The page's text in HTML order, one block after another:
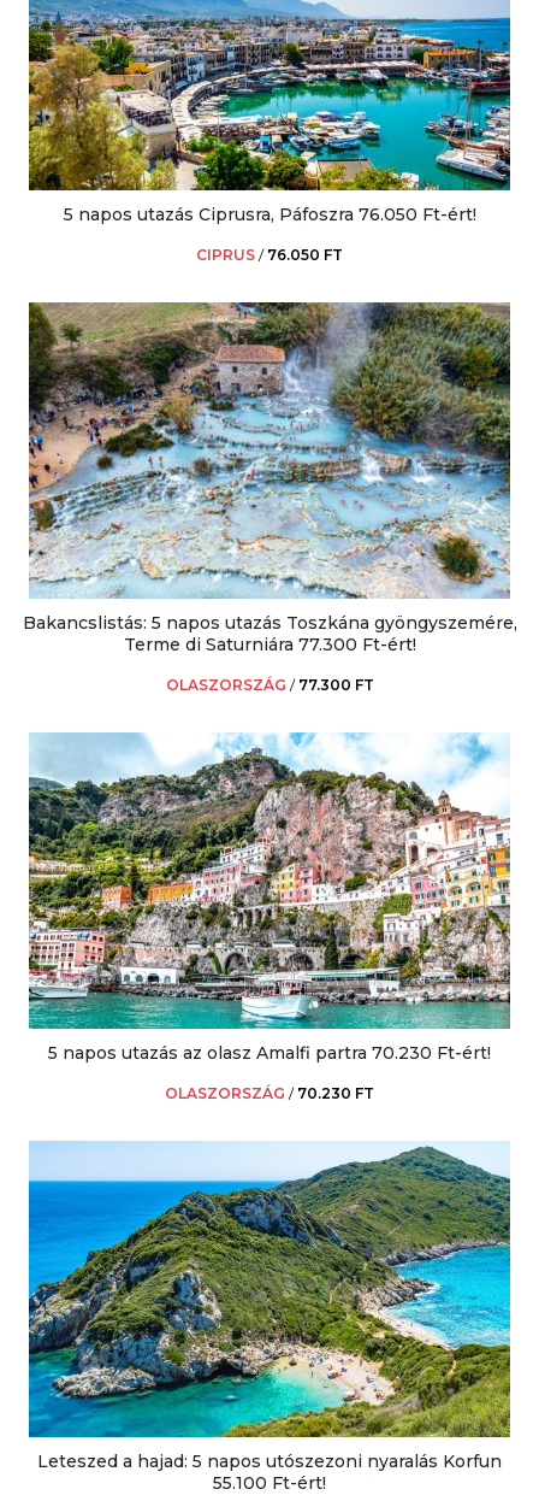
5 napos utazás Ciprusra, Páfoszra 76.050 Ft-ért!
CIPRUS / 76.050 FT
Bakancslistás: 5 napos utazás Toszkána gyöngyszemére,
Terme di Saturniára 77.300 Ft-ért!
OLASZORSZÁG / 77.300 FT
5 napos utazás az olasz Amalfi partra 70.230 Ft-ért!
OLASZORSZÁG / 70.230 FT
Leteszed a hajad: 5 napos utószezoni nyaralás Korfun
55.100 Ft-ért!